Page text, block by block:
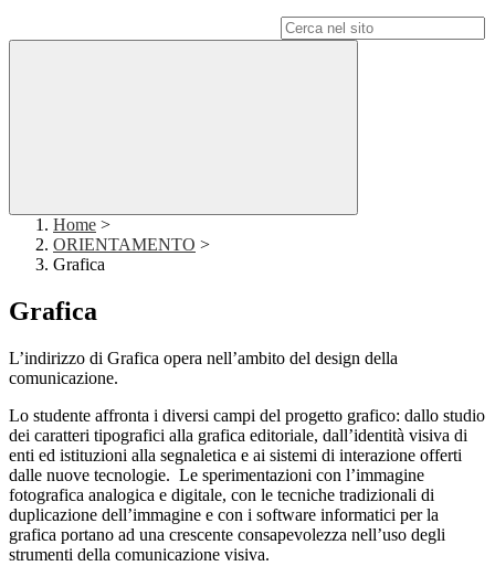
Home >
ORIENTAMENTO >
Grafica
Grafica
L’indirizzo di Grafica opera nell’ambito del design della
comunicazione.
Lo studente affronta i diversi campi del progetto grafico: dallo studio
dei caratteri tipografici alla grafica editoriale, dall’identità visiva di
enti ed istituzioni alla segnaletica e ai sistemi di interazione offerti
dalle nuove tecnologie. Le sperimentazioni con l’immagine
fotografica analogica e digitale, con le tecniche tradizionali di
duplicazione dell’immagine e con i software informatici per la
grafica portano ad una crescente consapevolezza nell’uso degli
strumenti della comunicazione visiva.